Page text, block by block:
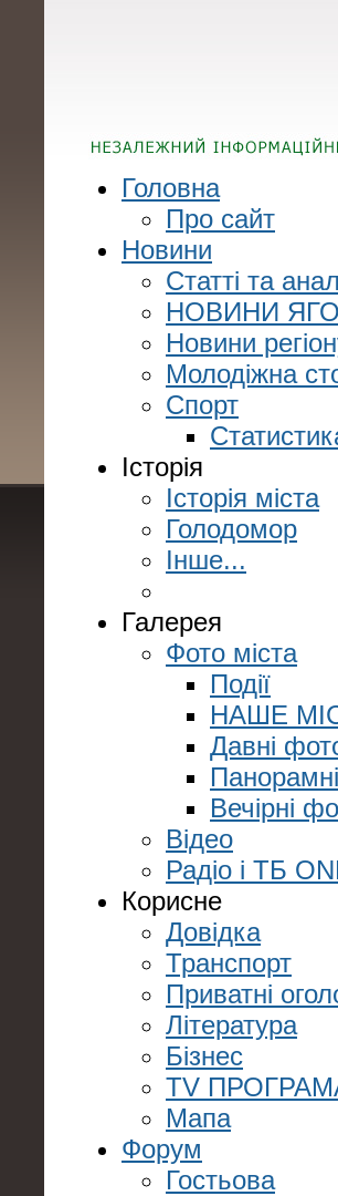
Головна
Про сайт
Новини
Статті та
НОВИНИ
Новини
Молодіжна
Спорт
Історія
Історія міста
Голодомор
Інше...
Галерея
Фото міста
Події
НАШЕ
Давні
Вечірні
Відео
Радіо і ТБ
Корисне
Довідка
Транспорт
Приватні
Література
Бізнес
TV
Мапа
Форум
Гостьова